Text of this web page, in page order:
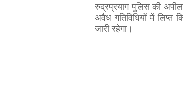
रुद्रप्रयाग पुलिस की
अवैध गतिविधियों में लिप्त
जारी रहेगा।